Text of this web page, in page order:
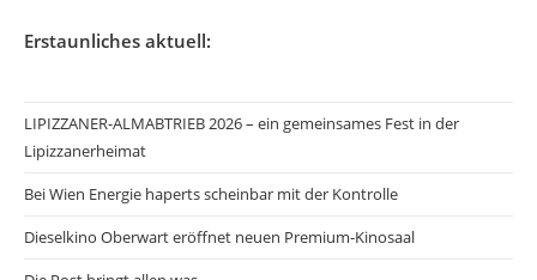
Erstaunliches aktuell:
LIPIZZANER-ALMABTRIEB 2026 – ein gemeinsames Fest in der
Lipizzanerheimat
Bei Wien Energie haperts scheinbar mit der Kontrolle
Dieselkino Oberwart eröffnet neuen Premium-Kinosaal